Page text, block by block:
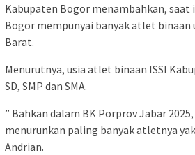
Kabupaten Bogor menambahkan, saat
Bogor mempunyai banyak atlet binaan
Barat.
Menurutnya, usia atlet binaan ISSI
SD, SMP dan SMA.
” Bahkan dalam BK Porprov Jabar
menurunkan paling banyak atletnya
Andrian.